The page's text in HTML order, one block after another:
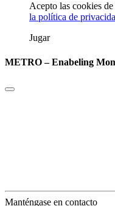
Acepto las cookies
la política de
Jugar
METRO – Enabeling
Manténgase en contacto